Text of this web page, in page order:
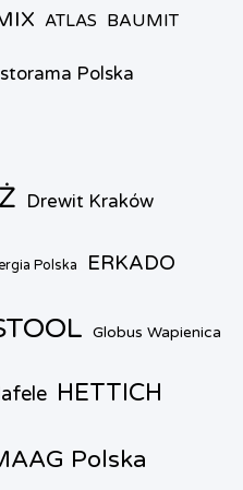
ATLAS BAUMIT
Polska
Drewit Kraków
Polska ERKADO
Globus Wapienica
HETTICH
Polska